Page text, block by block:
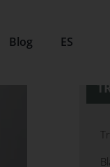
Blog ES